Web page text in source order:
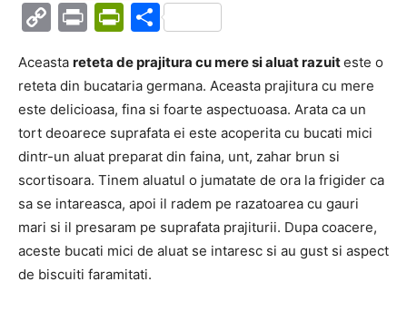
CopyPrintPrintFriendly
Partajează
Aceasta reteta de prajitura cu mere si aluat razuiteste o
reteta din bucataria germana. Aceasta prajitura cu mere
este delicioasa, fina si foarte aspectuoasa. Arata ca un
tort deoarece suprafata ei este acoperita cu bucati mici
dintr-un aluat preparat din faina, unt, zahar brun si
scortisoara. Tinem aluatul o jumatate de ora la frigider ca
sa se intareasca, apoi il radem pe razatoarea cu gauri
mari si il presaram pe suprafata prajiturii. Dupa coacere,
aceste bucati mici de aluat se intaresc si au gust si aspect
de biscuiti faramitati.